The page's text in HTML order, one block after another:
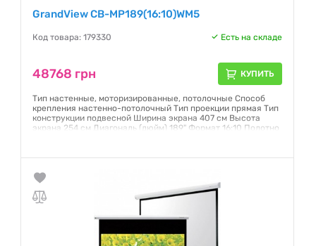
GrandView CB-MP189(16:10)WM5
Код товара: 179330 Есть на складе
48768 грн КУПИТЬ
Тип настенные, моторизированные, потолочные Способ
крепления настенно-потолочный Тип проекции прямая Тип
конструкции подвесной Ширина экрана 407 см Высота
экрана 254 см Диагональ (дюйм) 189" Формат 16:10 Полотно
Гарантия:12 месяцев